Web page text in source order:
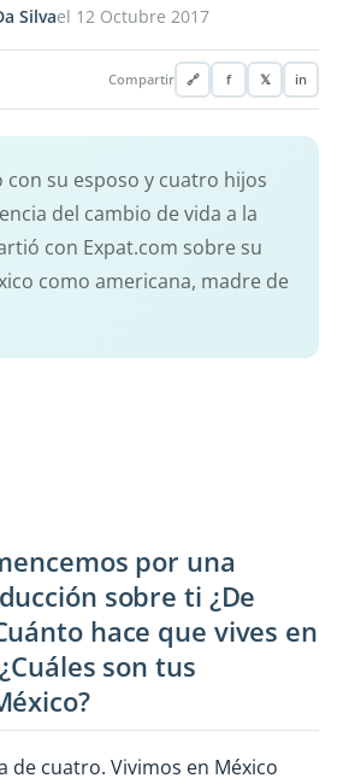
Silvael 12 Octubre 2017
Compartir 🔗 f 𝕏 in
con su esposo y cuatro hijos
del cambio de vida a la
con Expat.com sobre su
como americana, madre de
por una
sobre ti ¿De
hace que vives en
son tus
de cuatro. Vivimos en México